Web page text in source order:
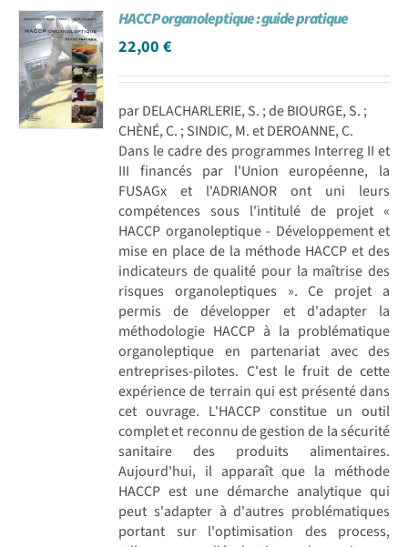
Achat en ligne
Panier WooCommerce
HACCP organoleptique : guide pratique
22,00€
par DELACHARLERIE, S. ; de BIOURGE, S. ;
CHÈNÉ, C. ; SINDIC, M. et DEROANNE, C.
Dans le cadre des programmes Interreg II et
III financés par l'Union européenne, la
FUSAGx et l'ADRIANOR ont uni leurs
compétences sous l'intitulé de projet «
HACCP organoleptique - Développement et
mise en place de la méthode HACCP et des
indicateurs de qualité pour la maîtrise des
risques organoleptiques ». Ce projet a
permis de développer et d'adapter la
méthodologie HACCP à la problématique
organoleptique en partenariat avec des
entreprises-pilotes. C'est le fruit de cette
expérience de terrain qui est présenté dans
cet ouvrage. L'HACCP constitue un outil
complet et reconnu de gestion de la sécurité
sanitaire des produits alimentaires.
Aujourd'hui, il apparaît que la méthode
HACCP est une démarche analytique qui
peut s'adapter à d'autres problématiques
portant sur l'optimisation des process,